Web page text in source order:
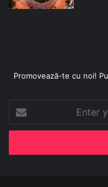
Promovează-te cu noi!
your
Email